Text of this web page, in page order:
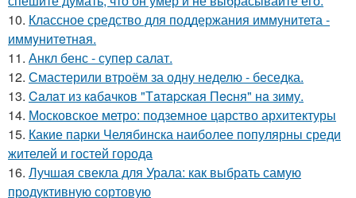
10. Классное средство для поддержания иммунитета -
иммyнитeтнaя.
11. Анкл бенс - супер салат.
12. Смастерили втроём за одну неделю - беседка.
13. Caлaт из кaбaчкoв "Тaтapcкaя Пecня" нa зиму.
14. Московское метро: подземное царство архитектуры
15. Какие парки Челябинска наиболее популярны среди
жителей и гостей города
16. Лучшая свекла для Урала: как выбрать самую
продуктивную сортовую